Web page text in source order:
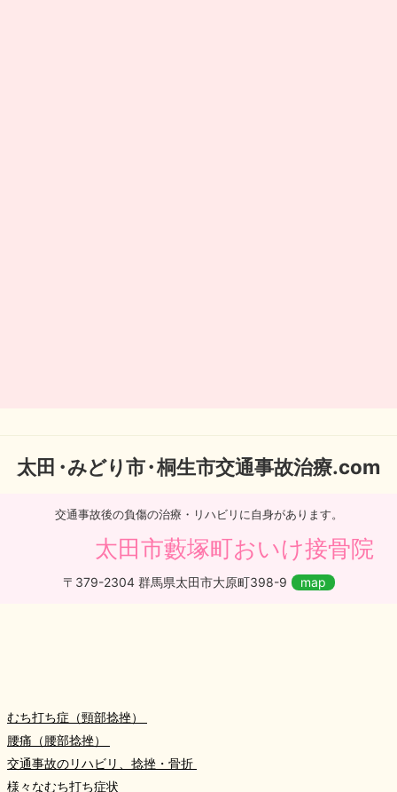
太田・みどり市・桐生市交通事故治療.com
交通事故後の負傷の治療・リハビリに自身があります。
太田市藪塚町おいけ接骨院
〒379-2304 群馬県太田市大原町398-9 map
むち打ち症（頸部捻挫）
腰痛（腰部捻挫）
交通事故のリハビリ、捻挫・骨折
様々なむち打ち症状